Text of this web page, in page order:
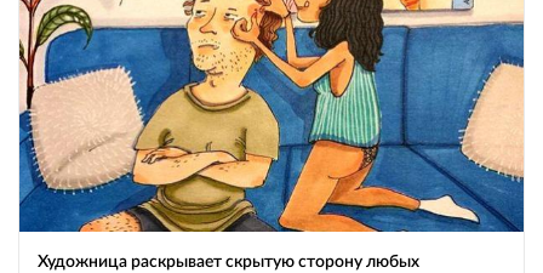
Художница раскрывает скрытую сторону любых